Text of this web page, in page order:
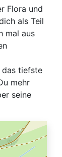
Flora und
als Teil
mal aus
das tiefste
mehr
seine